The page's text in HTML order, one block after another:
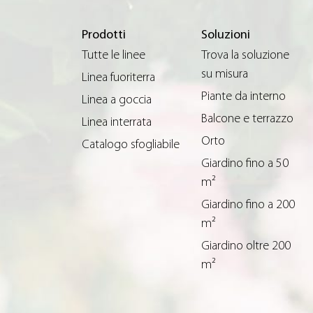
Prodotti
Tutte le linee
Linea fuoriterra
Linea a goccia
Linea interrata
Catalogo sfogliabile
Soluzioni
Trova la soluzione
su misura
Piante da interno
Balcone e terrazzo
Orto
Giardino fino a 50
m²
Giardino fino a 200
m²
Giardino oltre 200
m²